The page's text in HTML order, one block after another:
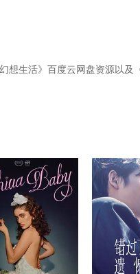
想生活》百度云网盘资源以